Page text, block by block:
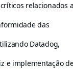
relacionados
das
Datadog,
e implementação